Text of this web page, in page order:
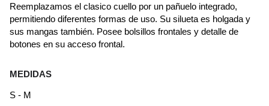
Reemplazamos el clasico cuello por un pañuelo integrado,
permitiendo diferentes formas de uso. Su silueta es holgada y
sus mangas también. Posee bolsillos frontales y detalle de
botones en su acceso frontal.
MEDIDAS
S - M